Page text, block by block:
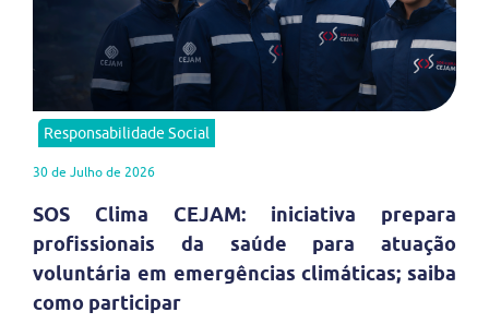
Responsabilidade Social
30 de Julho de 2026
SOS Clima CEJAM: iniciativa prepara
profissionais da saúde para atuação
voluntária em emergências climáticas; saiba
como participar